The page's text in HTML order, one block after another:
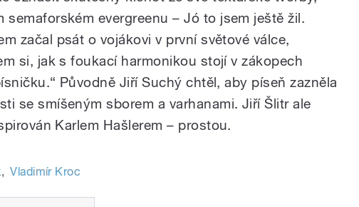
semaforském evergreenu – Jó to jsem ještě žil.
začal psát o vojákovi v první světové válce,
si, jak s foukací harmonikou stojí v zákopech
Původně Jiří Suchý chtěl, aby píseň zazněla
se smíšeným sborem a varhanami. Jiří Šlitr ale
Karlem Hašlerem – prostou.
, Vladimír Kroc